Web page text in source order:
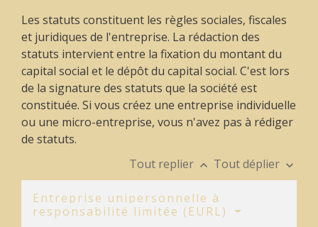
Les statuts constituent les règles sociales, fiscales
et juridiques de l'entreprise. La rédaction des
statuts intervient entre la fixation du montant du
capital social et le dépôt du capital social. C'est lors
de la signature des statuts que la société est
constituée. Si vous créez une entreprise individuelle
ou une micro-entreprise, vous n'avez pas à rédiger
de statuts.
Tout replier keyboard_arrow_up Tout déplier keyboard_arrow_down
Entreprise unipersonnelle à
responsabilité limitée (EURL)